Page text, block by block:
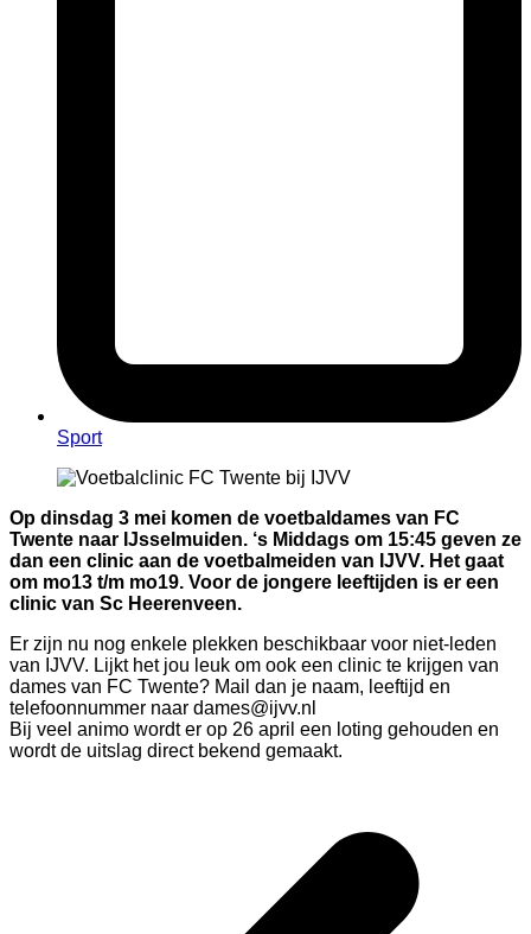
Sport
Op dinsdag 3 mei komen de voetbaldames van FC
Twente naar IJsselmuiden. ‘s Middags om 15:45 geven ze
dan een clinic aan de voetbalmeiden van IJVV. Het gaat
om mo13 t/m mo19. Voor de jongere leeftijden is er een
clinic van Sc Heerenveen.
Er zijn nu nog enkele plekken beschikbaar voor niet-leden
van IJVV. Lijkt het jou leuk om ook een clinic te krijgen van
dames van FC Twente? Mail dan je naam, leeftijd en
telefoonnummer naar dames@ijvv.nl
Bij veel animo wordt er op 26 april een loting gehouden en
wordt de uitslag direct bekend gemaakt.